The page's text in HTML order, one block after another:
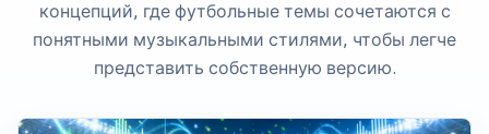
концепций, где футбольные темы сочетаются с
понятными музыкальными стилями, чтобы легче
представить собственную версию.